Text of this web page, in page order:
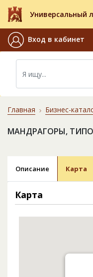
Универсальный
Вход в кабинет
Главная Бизнес-
МАНДРАГОРЫ,
Описание Карта
Карта